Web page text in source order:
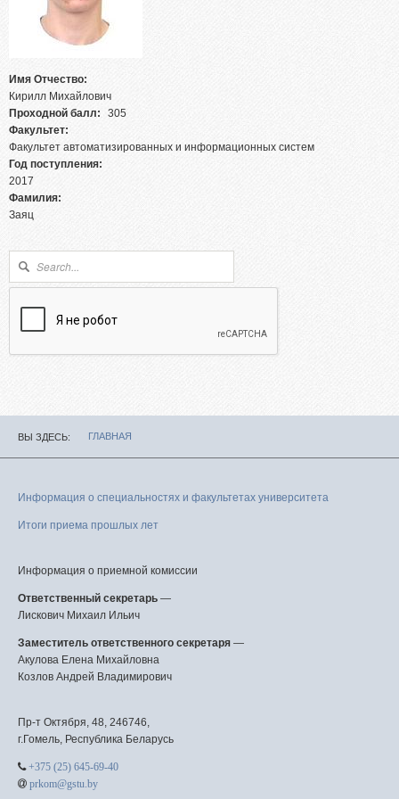
Зачисление без вступительных испытаний
Часто задаваемые вопросы
Факультет довузовской подготовки
Репетиционное тестирование
Профориентанционные мероприятия 2023/2024
Имя Отчество:
Кирилл Михайлович
Проходной балл:
305
Факультет:
Факультет автоматизированных и информационных систем
Год поступления:
2017
Фамилия:
Заяц
Форма поиска
Поиск
ВЫ ЗДЕСЬ ГЛАВНАЯ
Информация о специальностях и факультетах университета
Итоги приема прошлых лет
Информация о приемной комиссии
Ответственный секретарь —
Лискович Михаил Ильич
Заместитель ответственного секретаря —
Акулова Елена Михайловна
Козлов Андрей Владимирович
Пр-т Октября, 48, 246746,
г.Гомель, Республика Беларусь
+375 (25) 645-69-40
prkom@gstu.by